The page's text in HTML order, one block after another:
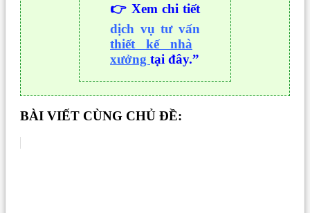
👉 Xem chi tiết
dịch vụ tư vấn
thiết kế nhà
xưởng tại đây.”
BÀI VIẾT CÙNG CHỦ ĐỀ: